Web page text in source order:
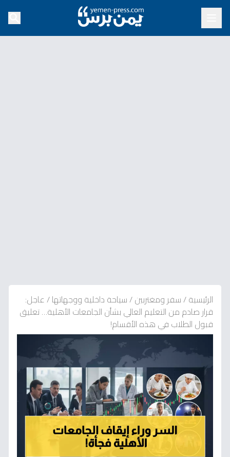
الرئيسية/سفر ومغتربين/سياحة داخلية ووجهاتها/عاجل:
قرار صادم من التعليم العالي بشأن الجامعات الأهلية… تعليق
قبول الطلاب في هذه الأقسام!